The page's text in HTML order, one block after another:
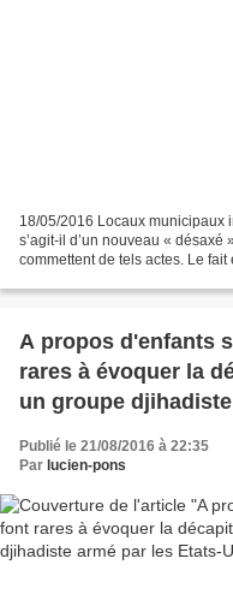
18/05/2016 Locaux municipaux
s’agit-il d’un nouveau «
commettent de tels actes. Le
A propos d'enfants
rares à évoquer la
un groupe
Par Jean Lévy.
Publié le 21/08/2016 à 22:35
Par lucien-pons